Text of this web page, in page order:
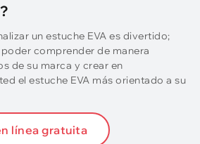
un estuche EVA es divertido;
comprender de manera
de su marca y crear en
el estuche EVA más orientado a su
línea gratuita